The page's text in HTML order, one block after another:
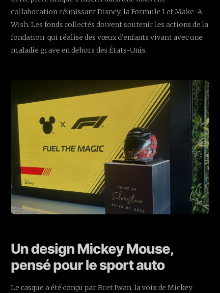
collaboration réunissant Disney, la Formule 1 et Make-A-
Wish. Les fonds collectés doivent soutenir les actions de la
fondation, qui réalise des vœux d’enfants vivant avec une
maladie grave en dehors des États-Unis.
Un design Mickey Mouse,
pensé pour le sport auto
Le casque a été conçu par Bret Iwan, la voix de Mickey